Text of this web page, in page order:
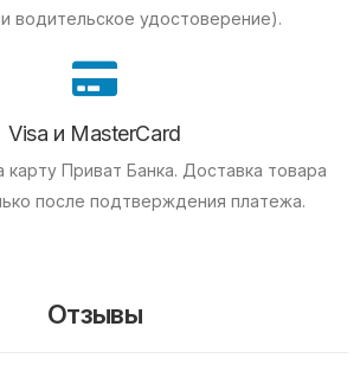
водительское удостоверение).
Visa и MasterCard
карту Приват Банка. Доставка товара
после подтверждения платежа.
Отзывы